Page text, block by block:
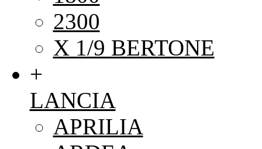
2300
X 1/9 BERTONE
+
LANCIA
APRILIA